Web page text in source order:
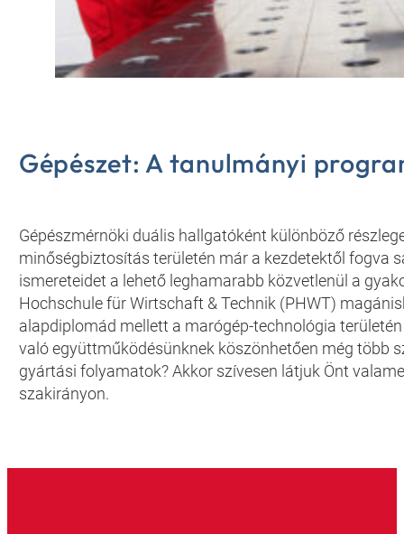
Gépészet: A tanulmányi
Gépészmérnöki duális hallgatóként különböző
minőségbiztosítás területén már a kezdetektől fogva
ismereteidet a lehető leghamarabb közvetlenül a
Hochschule für Wirtschaft & Technik (PHWT)
alapdiplomád mellett a marógép-technológia
való együttműködésünknek köszönhetően még több
gyártási folyamatok? Akkor szívesen látjuk Önt
szakirányon.